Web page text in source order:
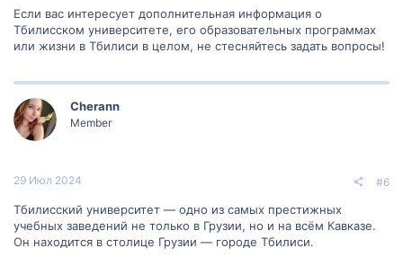
Если вас интересует дополнительная информация о
Тбилисском университете, его образовательных программах
или жизни в Тбилиси в целом, не стесняйтесь задать вопросы!
Cherann
Member
29 Июл 2024 #6
Тбилисский университет — одно из самых престижных
учебных заведений не только в Грузии, но и на всём Кавказе.
Он находится в столице Грузии — городе Тбилиси.